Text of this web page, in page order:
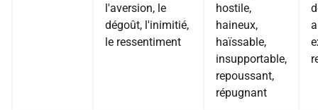
l'aversion, le
dégoût, l'inimitié,
le ressentiment
hostile,
haineux,
haïssable,
insupportable,
repoussant,
répugnant